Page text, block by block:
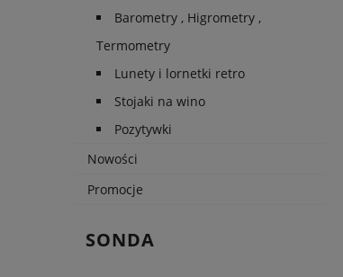
Barometry , Higrometry ,
Termometry
Lunety i lornetki retro
Stojaki na wino
Pozytywki
Nowości
Promocje
SONDA